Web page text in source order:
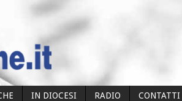
IN DIOCESI RADIO
CONTATTI